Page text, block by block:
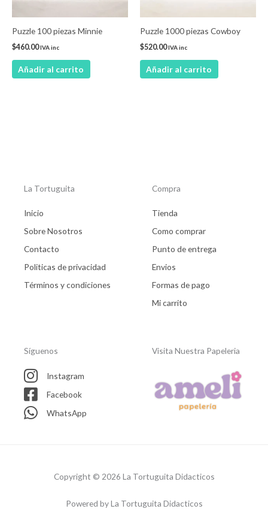
Puzzle 100 piezas Minnie
$460.00IVA inc
Añadir al carrito
Puzzle 1000 piezas Cowboy
$520.00IVA inc
Añadir al carrito
La Tortuguita
Inicio
Sobre Nosotros
Contacto
Politicas de privacidad
Términos y condiciones
Compra
Tienda
Como comprar
Punto de entrega
Envios
Formas de pago
Mi carrito
Síguenos
Instagram
Facebook
WhatsApp
Visita Nuestra Papeleria
Copyright © 2026 La Tortuguita Didacticos
Powered by La Tortuguita Didacticos